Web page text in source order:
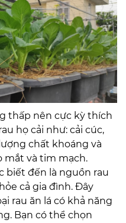
thấp nên cực kỳ thích
họ cải như: cải cúc,
chất khoáng và
mắt và tim mạch.
biết đến là nguồn rau
cả gia đình. Đây
rau ăn lá có khả năng
Bạn có thể chọn